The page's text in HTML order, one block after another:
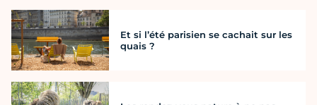
Et si l’été parisien se cachait sur les
quais ?